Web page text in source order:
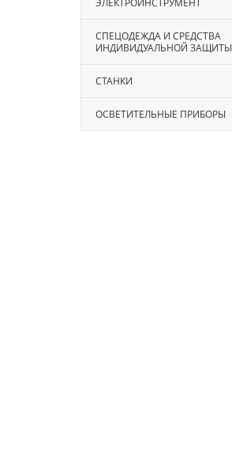
СПЕЦОДЕЖДА И СРЕДСТВА
ИНДИВИДУАЛЬНОЙ ЗАЩИТЫ
СТАНКИ
ОСВЕТИТЕЛЬНЫЕ ПРИБОРЫ